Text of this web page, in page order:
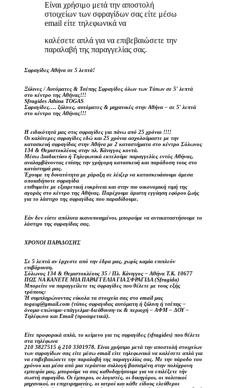
Είναι χρήσιμο μετά την αποστολή
στοιχείων των σφραγίδων σας είτε μέσω
email είτε τηλεφωνικά να
καλέσετε απλά για να επιβεβαιώσετε την
παραλαβή της παραγγελίας σας.
Σφραγίδες Αθήνα σε 5 λεπτά!
Ξύλινες / Αυτόματες & Τσέπης Σφραγίδες όλων των Τύπων σε 5′ λεπτά
στο κέντρο της Αθήνας!!!
Sfragides Athina TOGAS
Σφραγίδες…. ξύλινες, αυτόματες & μηχανικές στην Αθήνα – σε 5′ λεπτά
στο κέντρο της Αθήνας!!!
Η ειδικότητά μας στις σφραγίδες για πάνω από 25 χρόνια !!!!
Οι καλύτερες σφραγίδες εδώ και 25 χρόνια ασχολούμαστε με την
κατασκευή σφραγίδας στην Αθήνα με 2 καταστήματα στο κέντρο Σόλωνος
134 & Θεμιστοκλέους στην πλ. Κάνιγγος κοντά.
Μέσω Διαδικτύου ή Τηλεφωνικά εκτελούμε παραγγελίες εντός Αθήνας,
αναλαμβάνοντας επίσης την γρήγορη κατασκευή και παράδοση τους στο
κατάστημά μας.
Έχουμε τη δυνατότητα με χάραξη σε λέιζερ να κατασκευάσουμε άμεσα
οποιαδήποτε σφραγίδα
επιθυμείτε με εξαιρετική ευκρίνεια και στην πιο οικονομική τιμή της
αγοράς στο κέντρο της Αθήνας. Παρέχουμε άριστη εγγύηση εφόρου ζωής
για το λάστιχο της σφραγίδας που παραδίδουμε.
Εάν δεν είστε απόλυτα ικανοποιημένοι, μπορούμε να αντικαταστήσουμε το
λάστιχο της σφραγίδας σας.
ΧΡΟΝΟΙ ΠΑΡΑΔΟΣΗΣ
Σε 5 λεπτά αν έρχεστε από την έδρα μας, χωρίς καμία επιπλεόν
επιβάρυνση.
Σόλωνος 134 & Θεμιστοκλέους 35 / Πλ. Κάνιγγος – Αθήνα Τ.Κ. 10677
ΠΩΣ ΝΑ ΚΑΝΕΤΕ ΜΙΑ ΠΑΡΑΓΓΕΛΙΑ ΓΙΑ ΣΦΡΑΓΙΔΑ (Sfragida)
Μπορείτε να παραγγείλετε τις σφραγίδες που θέλετε με τους εξής
τρόπους:
Ή συμπληρώνοντας εύκολα τα στοιχεία σας στο email μας
togasg@gmail.com (τύπος σφραγιδας αυτόματη ή ξύλινη ή τσέπης –
όνομα-επώνυμο-επάγγελμα-διεύθυνση-τκ & περιοχή – ΑΦΜ – ΔΟΥ –
Τηλέφωνο και Email (προαιρετικά).
Είτε προφορικά απλά, το κείμενο για τις σφραγίδες (sfragides) που θέλετε
στα τηλέφωνα
210 3827515 ή 210 3301978. Είναι χρήσιμο μετά την αποστολή στοιχείων
των σφραγίδων σας είτε μέσω email είτε τηλεφωνικά να καλέσετε απλά για
να επιβεβαιώσετε την παραλαβή της παραγγελίας σας. Με την πάροδο του
χρόνου και μέσα από μια τεράστια συλλογή βασισμένη στην πολύχρονη
εμπειρία μας, μπορούμε να σας καθοδηγήσουμε για να επιλέξετε τήν
σωστή σφραγίδα. Οι έμποροι, οι λογιστές, οι δικηγόροι, οι πολιτικοί
μηχανικοί, οι επιχειρηματίες, οι ιατροί και κάθε είδους ελεύθεροι